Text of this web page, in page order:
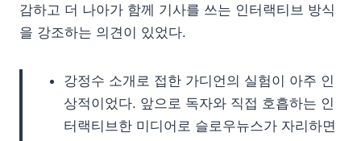
감하고 더 나아가 함께 기사를 쓰는 인터랙티브 방식
을 강조하는 의견이 있었다.
강정수 소개로 접한 가디언의 실험이 아주 인
상적이었다. 앞으로 독자와 직접 호흡하는 인
터랙티브한 미디어로 슬로우뉴스가 자리하면